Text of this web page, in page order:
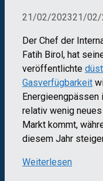
21/02/202321/02/
Der Chef der
Fatih Birol, hat
veröffentlichte
Gasverfügbarkeit
Energieengpässen
relativ wenig
Markt kommt,
diesem Jahr
Weiterlesen